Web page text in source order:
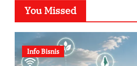
You Missed
Info Bisnis